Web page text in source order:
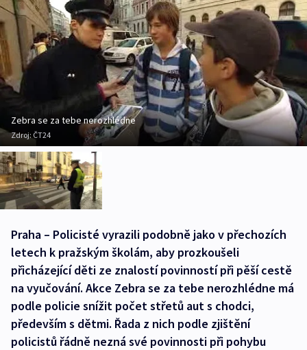
Zebra se za tebe nerozhlédne
Zdroj: ČT24
Praha – Policisté vyrazili podobně jako v přechozích
letech k pražským školám, aby prozkoušeli
přicházející děti ze znalostí povinností při pěší cestě
na vyučování. Akce Zebra se za tebe nerozhlédne má
podle policie snížit počet střetů aut s chodci,
především s dětmi. Řada z nich podle zjištění
policistů řádně nezná své povinnosti při pohybu